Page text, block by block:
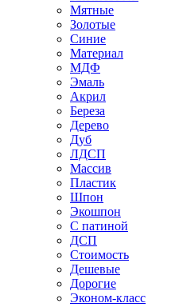
Мятные
Золотые
Синие
Материал
МДФ
Эмаль
Акрил
Береза
Дерево
Дуб
ЛДСП
Массив
Пластик
Шпон
Экошпон
С патиной
ДСП
Стоимость
Дешевые
Дорогие
Эконом-класс